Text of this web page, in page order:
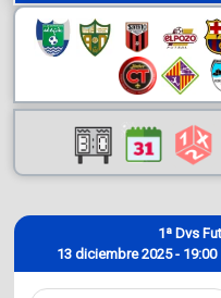
13 diciembre 2025 - 19:00
1ª Dvs